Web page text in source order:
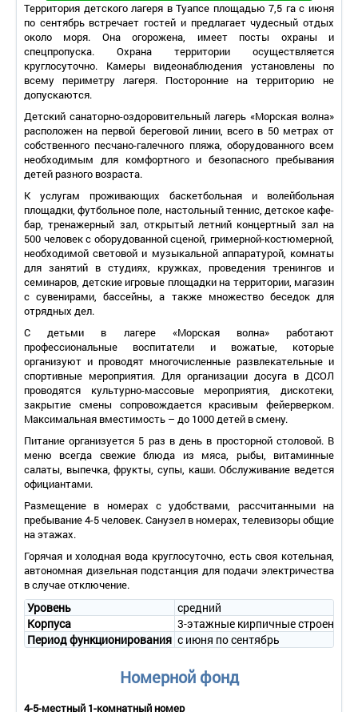
Территория детского лагеря в Туапсе площадью 7,5 га с июня
по сентябрь встречает гостей и предлагает чудесный отдых
около моря. Она огорожена, имеет посты охраны и
спецпропуска. Охрана территории осуществляется
круглосуточно. Камеры видеонаблюдения установлены по
всему периметру лагеря. Посторонние на территорию не
допускаются.
Детский санаторно-оздоровительный лагерь «Морская волна»
расположен на первой береговой линии, всего в 50 метрах от
собственного песчано-галечного пляжа, оборудованного всем
необходимым для комфортного и безопасного пребывания
детей разного возраста.
К услугам проживающих баскетбольная и волейбольная
площадки, футбольное поле, настольный теннис, детское кафе-
бар, тренажерный зал, открытый летний концертный зал на
500 человек с оборудованной сценой, гримерной-костюмерной,
необходимой световой и музыкальной аппаратурой, комнаты
для занятий в студиях, кружках, проведения тренингов и
семинаров, детские игровые площадки на территории, магазин
с сувенирами, бассейны, а также множество беседок для
отрядных дел.
С детьми в лагере «Морская волна» работают
профессиональные воспитатели и вожатые, которые
организуют и проводят многочисленные развлекательные и
спортивные мероприятия. Для организации досуга в ДСОЛ
проводятся культурно-массовые мероприятия, дискотеки,
закрытие смены сопровождается красивым фейерверком.
Максимальная вместимость – до 1000 детей в смену.
Питание организуется 5 раз в день в просторной столовой. В
меню всегда свежие блюда из мяса, рыбы, витаминные
салаты, выпечка, фрукты, супы, каши. Обслуживание ведется
официантами.
Размещение в номерах с удобствами, рассчитанными на
пребывание 4-5 человек. Санузел в номерах, телевизоры общие
на этажах.
Горячая и холодная вода круглосуточно, есть своя котельная,
автономная дизельная подстанция для подачи электричества
в случае отключение.
Уровень
средний
Корпуса
3-этажные кирпичные строения,
Период функционирования с июня по сентябрь
Номерной фонд
4-5-местный 1-комнатный номер